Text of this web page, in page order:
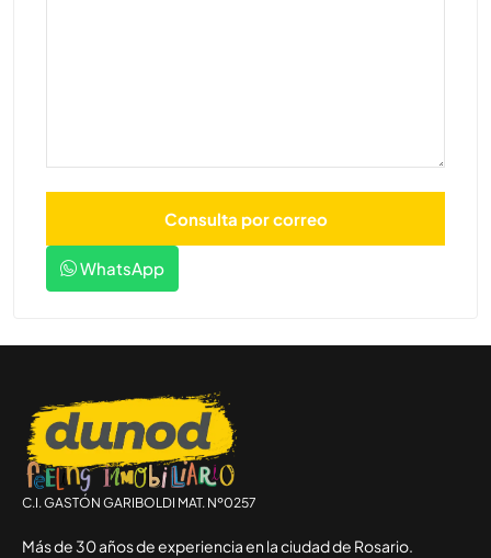
WhatsApp
C.I. GASTÓN GARIBOLDI MAT. Nº0257
Más de 30 años de experiencia en la ciudad de Rosario.